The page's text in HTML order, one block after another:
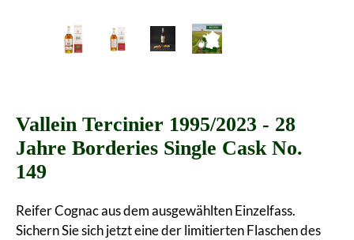
Vallein Tercinier 1995/2023 - 28
Jahre Borderies Single Cask No.
149
Reifer Cognac aus dem ausgewählten Einzelfass.
Sichern Sie sich jetzt eine der limitierten Flaschen des